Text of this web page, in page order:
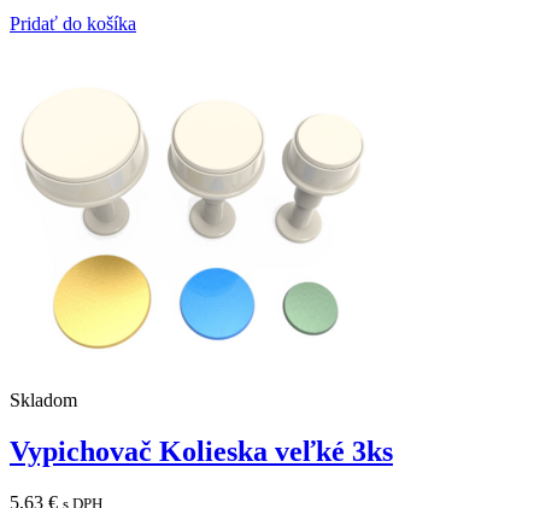
Pridať do košíka
Skladom
Vypichovač Kolieska veľké 3ks
5,63 € s DPH